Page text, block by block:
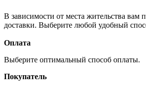
В зависимости от места жительства вам
доставки. Выберите любой удобный
Оплата
Выберите оптимальный способ оплаты.
Покупатель